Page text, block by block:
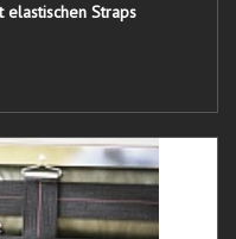
elastischen Straps